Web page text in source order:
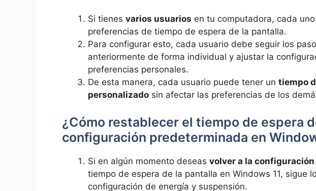
Si tienes varios usuarios en tu computadora, cada
preferencias de tiempo de espera de la pantalla.
Para configurar esto, cada usuario debe seguir los
anteriormente de forma individual y ajustar la
preferencias personales.
De esta manera, cada usuario puede tener un tiempo
personalizado sin afectar las preferencias de los
¿Cómo restablecer el tiempo de espera
configuración predeterminada en
Si en algún momento deseas volver a la
tiempo de espera de la pantalla en Windows 11, sigue
configuración de energía y suspensión.